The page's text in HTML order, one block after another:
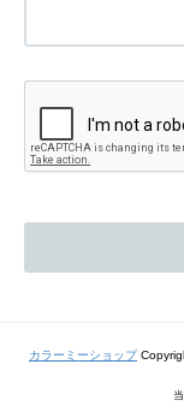
カラーミーショップ